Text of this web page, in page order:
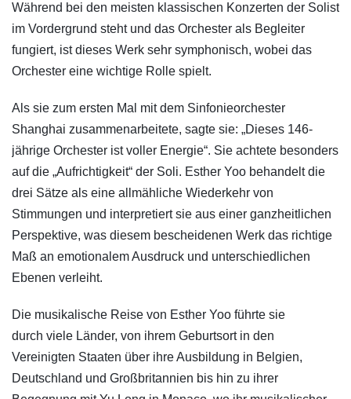
Während bei den meisten klassischen Konzerten der Solist
im Vordergrund steht und das Orchester als Begleiter
fungiert, ist dieses Werk sehr symphonisch, wobei das
Orchester eine wichtige Rolle spielt.
Als sie zum ersten Mal mit dem Sinfonieorchester
Shanghai zusammenarbeitete, sagte sie: „Dieses 146-
jährige Orchester ist voller Energie“. Sie achtete besonders
auf die „Aufrichtigkeit“ der Soli. Esther Yoo behandelt die
drei Sätze als eine allmähliche Wiederkehr von
Stimmungen und interpretiert sie aus einer ganzheitlichen
Perspektive, was diesem bescheidenen Werk das richtige
Maß an emotionalem Ausdruck und unterschiedlichen
Ebenen verleiht.
Die musikalische Reise von Esther Yoo führte sie
durch viele Länder, von ihrem Geburtsort in den
Vereinigten Staaten über ihre Ausbildung in Belgien,
Deutschland und Großbritannien bis hin zu ihrer